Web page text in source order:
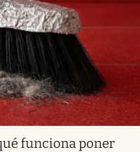
funciona poner